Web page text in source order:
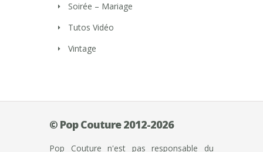
Soirée – Mariage
Tutos Vidéo
Vintage
© Pop Couture 2012-2026
Pop Couture n'est pas responsable du